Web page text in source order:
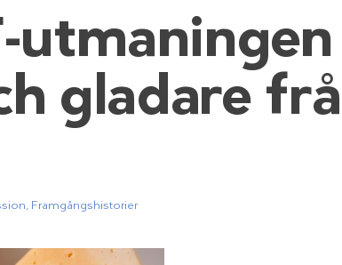
gladare
, Framgångshistorier